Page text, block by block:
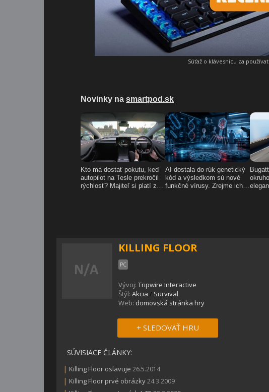
Súťaž o klávesnicu za
KILLING FLOOR
PC
Vývoj: Tripwire Interactive
Štýl: Akcia / Survival
Web: domovská stránka hry
+ SLEDOVAŤ HRU
SÚVISIACE ČLÁNKY:
| Killing Floor oslavuje 26.5.2014
| Killing Floor prvé obrázky24.3.2009